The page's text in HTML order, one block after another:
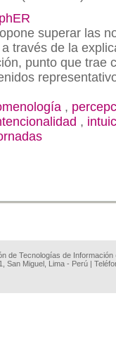
superar las
través de la
punto que trae
,
,
de Tecnologías de
San Miguel, Lima - Perú |